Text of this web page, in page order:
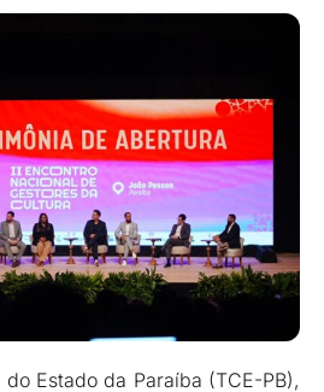
Estado da Paraíba (TCE-PB),